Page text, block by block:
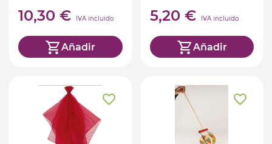
10,30 € IVA incluido
Añadir
5,20 € IVA incluido
Añadir